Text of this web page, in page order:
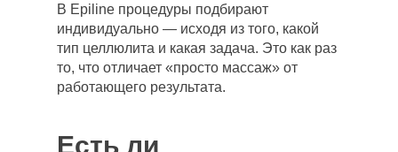
В Epiline процедуры подбирают
индивидуально — исходя из того, какой
тип целлюлита и какая задача. Это как раз
то, что отличает «просто массаж» от
работающего результата.
Есть ли